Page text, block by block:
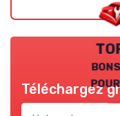
Téléchargez